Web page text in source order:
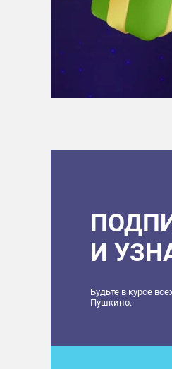
И
Будьте в курсе
Пушкино.